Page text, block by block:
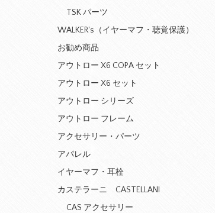
TSK パーツ
WALKER's（イヤーマフ・聴覚保護）
お勧め商品
アウトロー X6 COPA セット
アウトロー X6 セット
アウトロー シリーズ
アウトロー フレーム
アクセサリー・パーツ
アパレル
イヤーマフ・耳栓
カステラーニ CASTELLANI
CAS アクセサリー